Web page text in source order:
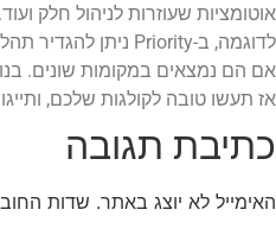
אוטומציות שעוזרות לניהול חלק ועוד.
אם הם נמצאים במקומות שונים.
אז תעשו טובה לקולגות שלכם,
כתיבת תגובה
האימייל לא יוצג באתר. שדות